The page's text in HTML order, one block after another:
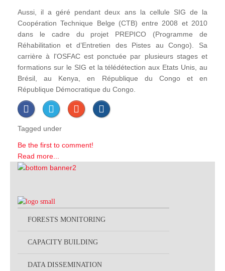
Aussi, il a géré pendant deux ans la cellule SIG de la
Coopération Technique Belge (CTB) entre 2008 et 2010
dans le cadre du projet PREPICO (Programme de
Réhabilitation et d’Entretien des Pistes au Congo). Sa
carrière à l'OSFAC est ponctuée par plusieurs stages et
formations sur le SIG et la télédétection aux Etats Unis, au
Brésil, au Kenya, en République du Congo et en
République Démocratique du Congo.
Tagged under
Be the first to comment!
Read more...
FORESTS MONITORING
CAPACITY BUILDING
DATA DISSEMINATION